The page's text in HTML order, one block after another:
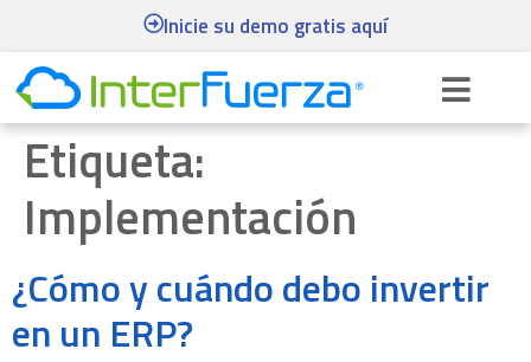
Inicie su demo gratis aquí
Etiqueta:
Implementación
¿Cómo y cuándo debo invertir
en un ERP?